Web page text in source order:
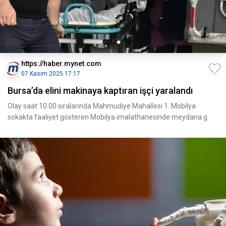
https://haber.mynet.com
07 Kasım 2025 17:17
Bursa’da elini makinaya kaptıran işçi yaralandı
Olay saat 10.00 sıralarında Mahmudiye Mahallesi 1. Mobilya
sokakta faaliyet gösteren Mobilya imalathanesinde meydana g